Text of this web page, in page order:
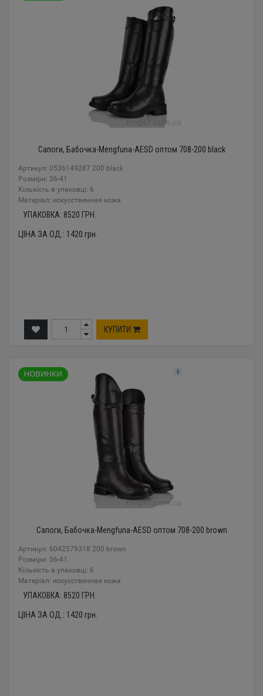
Сапоги, Бабочка-Mengfuna-AESD оптом 708-200 black
Артикул: 0536149287 200 black
Розміри: 36-41
Кількість в упаковці: 6
Mатеріал: искусственная кожа
УПАКОВКА: 8520 ГРН.
ЦІНА ЗА ОД.: 1420 грн.
КУПИТИ
Сапоги, Бабочка-Mengfuna-AESD оптом 708-200 brown
Артикул: 6042579318 200 brown
Розміри: 36-41
Кількість в упаковці: 6
Mатеріал: искусственная кожа
УПАКОВКА: 8520 ГРН.
ЦІНА ЗА ОД.: 1420 грн.